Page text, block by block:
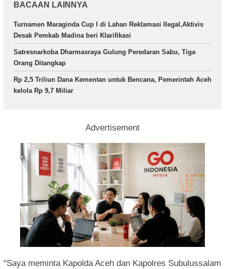
BACAAN LAINNYA
Turnamen Maraginda Cup I di Lahan Reklamasi Ilegal,Aktivis
Desak Pemkab Madina beri Klarifikasi
Satresnarkoba Dharmasraya Gulung Peredaran Sabu, Tiga
Orang Ditangkap
Rp 2,5 Triliun Dana Kementan untuk Bencana, Pemerintah Aceh
kelola Rp 9,7 Miliar
Advertisement
“Saya meminta Kapolda Aceh dan Kapolres Subulussalam